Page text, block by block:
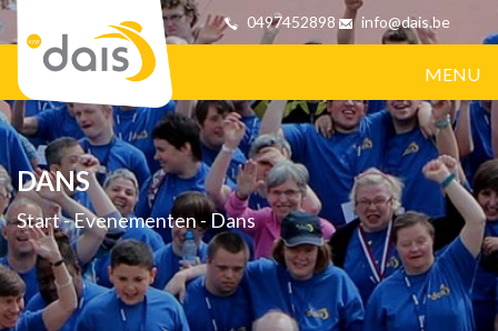
0497452898 info@dais.be
MENU
DANS
Start-Evenementen-Dans